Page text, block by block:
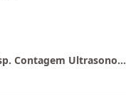
CIEC - Centro de Imagem Esp. Contagem Ultrasonografia